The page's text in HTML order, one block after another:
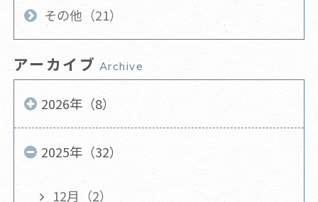
その他（21）
アーカイブ Archive
2026年（8）
2025年（32）
12月（2）